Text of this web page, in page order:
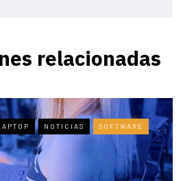
relacionadas
NOTICIAS SOFTWARE